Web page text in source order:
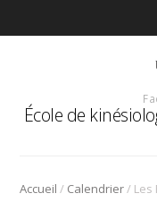
École de
Accueil / Calendrier/